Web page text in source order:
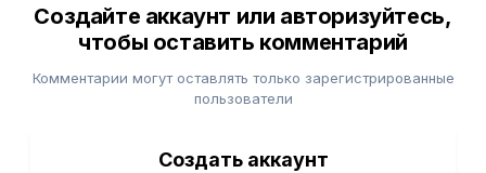
Создайте аккаунт или авторизуйтесь,
чтобы оставить комментарий
Комментарии могут оставлять только зарегистрированные
пользователи
Создать аккаунт